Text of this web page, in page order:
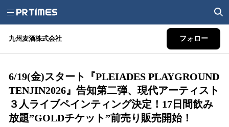
九州麦酒株式会社 フォロー
6/19(金)スタート『PLEIADES PLAYGROUND
TENJIN2026』告知第二弾、現代アーティスト
３人ライブペインティング決定！17日間飲み
放題”GOLDチケット”前売り販売開始！